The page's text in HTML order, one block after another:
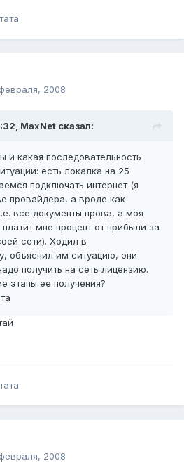
2008
MaxNet сказал:
и какая последовательность
есть локалка на 25
подключать интернет (я
провайдера, а вроде как
все документы прова, а моя
мне процент от прибыли за
сети). Ходил в
объяснил им ситуацию, они
получить на сеть лицензию.
этапы ее получения?
2008